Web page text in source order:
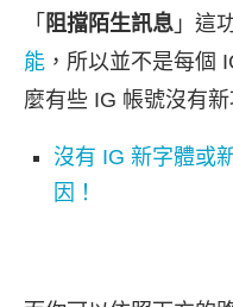
「 阻擋陌生訊息 」這
能 ，所以並不是每個
麼有些 IG 帳號沒有
沒有 IG 新字體或
因！